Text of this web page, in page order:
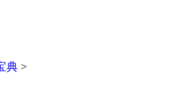
典 >